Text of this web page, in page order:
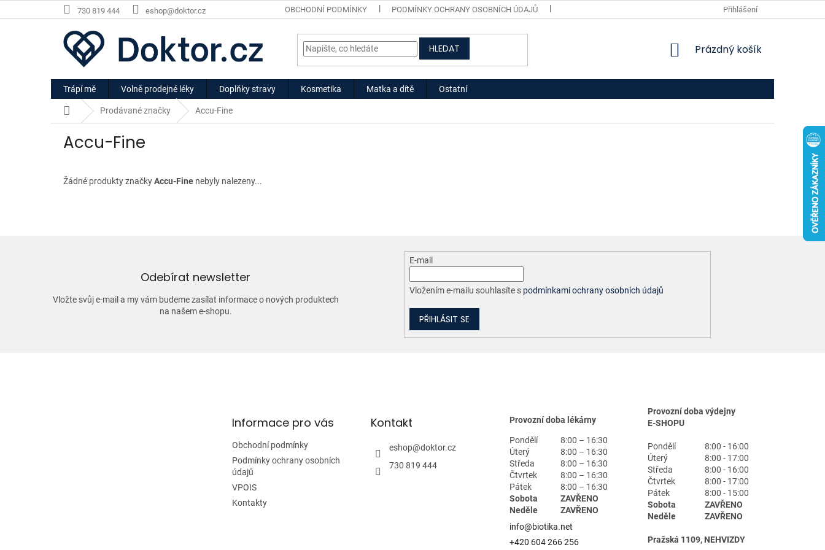
na
730 819 444 eshop@doktor.cz OBCHODNÍ PODMÍNKY PODMÍNKY OCHRANY OSOBNÍCH ÚDAJŮ Přihlášení
HLEDAT
NÁKUPNÍ
Prázdný košík
Trápí mě Volně prodejné léky Doplňky stravy Kosmetika Matka a dítě Ostatní
Domů Prodávané značky Accu-Fine
Accu-Fine
Žádné produkty značkyAccu-Fine nebyly nalezeny...
Odebírat newsletter
Vložte svůj e-mail a my vám budeme zasílat informace o nových produktech
na našem e-shopu.
E-mail
Vložením e-mailu souhlasíte s podmínkami ochrany osobních údajů
PŘIHLÁSIT SE
Informace pro vás
Obchodní podmínky
Podmínky ochrany osobních
údajů
VPOIS
Kontakty
Kontakt
eshop@doktor.cz
730 819 444
Provozní doba lékárny
Pondělí
8:00 – 16:30
Úterý
8:00 – 16:30
Středa
8:00 – 16:30
Čtvrtek
8:00 – 16:30
Pátek
8:00 – 16:30
Sobota
ZAVŘENO
Neděle
ZAVŘENO
info@biotika.net
+420 604 266 256
Provozní doba výdejny
E-SHOPU
Pondělí
8:00 - 16:00
Úterý
8:00 - 17:00
Středa
8:00 - 16:00
Čtvrtek
8:00 - 17:00
Pátek
8:00 - 15:00
Sobota
ZAVŘENO
Neděle
ZAVŘENO
Pražská 1109, NEHVIZDY